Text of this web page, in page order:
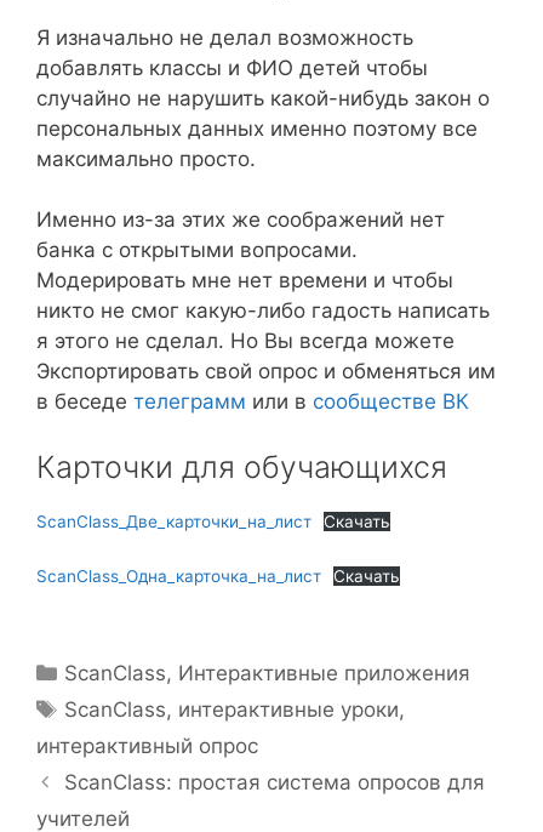
Я изначально не делал возможность
добавлять классы и ФИО детей чтобы
случайно не нарушить какой-нибудь закон о
персональных данных именно поэтому все
максимально просто.
Именно из-за этих же соображений нет
банка с открытыми вопросами.
Модерировать мне нет времени и чтобы
никто не смог какую-либо гадость написать
я этого не сделал. Но Вы всегда можете
Экспортировать свой опрос и обменяться им
в беседе телеграмм или в сообществе ВК
Карточки для обучающихся
ScanClass_Две_карточки_на_лист Скачать
ScanClass_Одна_карточка_на_лист Скачать
Рубрики
ScanClass, Интерактивные приложения
Метки
ScanClass, интерактивные уроки,
интерактивный опрос
ScanClass: простая система опросов для
учителей